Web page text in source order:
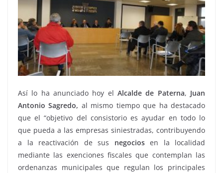
Así lo ha anunciado hoy el Alcalde de Paterna, Juan
Antonio Sagredo, al mismo tiempo que ha destacado
que el “objetivo del consistorio es ayudar en todo lo
que pueda a las empresas siniestradas, contribuyendo
a la reactivación de sus negociosen la localidad
mediante las exenciones fiscales que contemplan las
ordenanzas municipales que regulan los principales